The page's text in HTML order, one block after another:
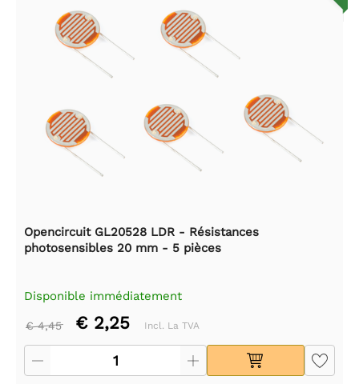
Opencircuit GL20528 LDR - Résistances
photosensibles 20 mm - 5 pièces
Disponible immédiatement
€ 4,45 € 2,25 Incl. La TVA